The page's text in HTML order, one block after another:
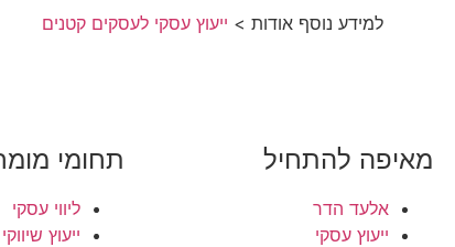
למידע נוסף אודות > ייעוץ עסקי לעסקים קטנים
מאיפה להתחיל
אלעד הדר
ייעוץ עסקי
תחומי
ליווי עסקי
ייעוץ